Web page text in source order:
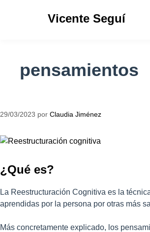
Vicente Seguí
pensamientos
29/03/2023 por Claudia Jiménez
¿Qué es?
La Reestructuración Cognitiva es la
aprendidas por la persona por otras más
Más concretamente explicado, los